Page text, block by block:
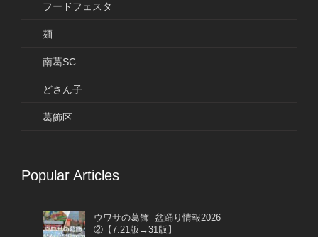
フードフェスタ
麺
南葛SC
どさん子
葛飾区
Popular Articles
ウワサの葛飾 盆踊り情報2026
②【7.21版→31版】